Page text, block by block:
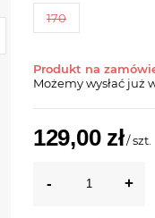
170
Produkt na
Możemy wysłać już
129,00 zł/szt.